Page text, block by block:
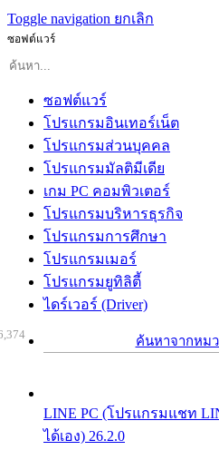
Toggle navigation ยกเลิก
ซอฟต์แวร์
ซอฟต์แวร์
โปรแกรมอินเทอร์เน็ต
โปรแกรมส่วนบุคคล
โปรแกรมมัลติมีเดีย
เกม PC คอมพิวเตอร์
โปรแกรมบริหารธุรกิจ
โปรแกรมการศึกษา
โปรแกรมเมอร์
โปรแกรมยูทิลิตี้
ไดร์เวอร์ (Driver)
ค้นหาจากหม
LINE PC (โปรแกรมแชท
ได้เอง) 26.2.0